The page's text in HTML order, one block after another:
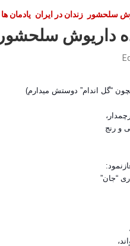
سلحشور زندان در ایران یادمان ها
داریوش سلحشور
“گل اندام” دوستش میدارم)
و رنج
“جان”